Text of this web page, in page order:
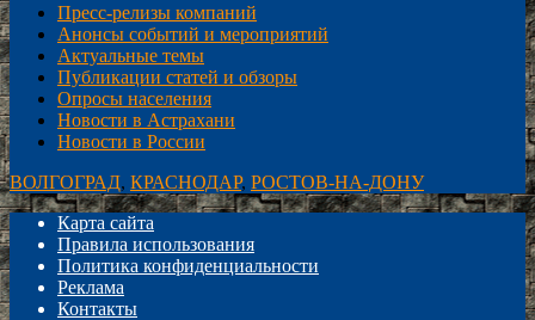
Пресс-релизы компаний
Анонсы событий и мероприятий
Актуальные темы
Публикации статей и обзоры
Опросы населения
Новости в Астрахани
Новости в России
ВОЛГОГРАД, КРАСНОДАР, РОСТОВ-НА-ДОНУ
Карта сайта
Правила использования
Политика конфиденциальности
Реклама
Контакты